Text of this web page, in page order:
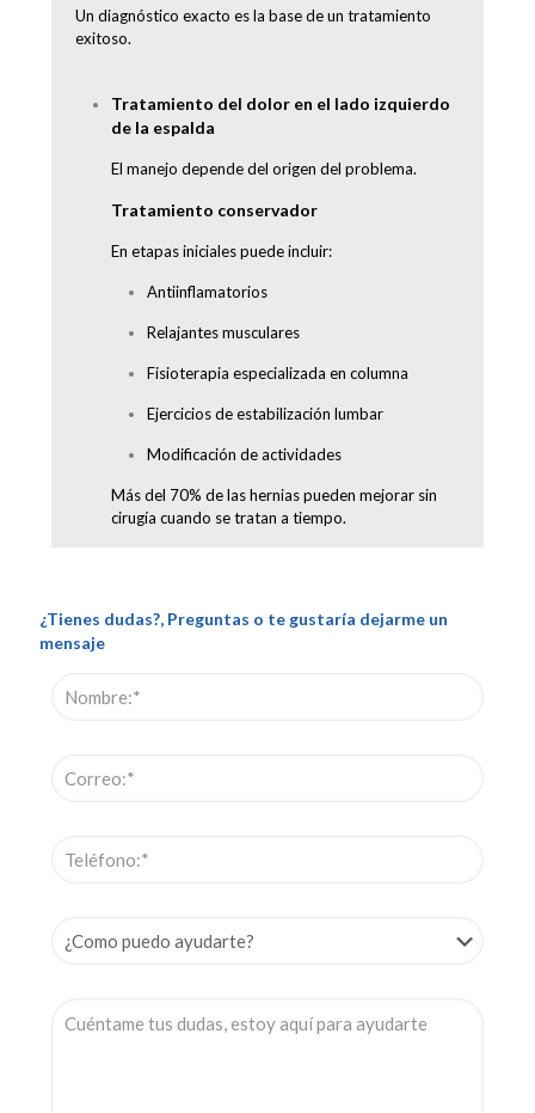
Un diagnóstico exacto es la base de un tratamiento
exitoso.
Tratamiento del dolor en el lado izquierdo
de la espalda
El manejo depende del origen del problema.
Tratamiento conservador
En etapas iniciales puede incluir:
Antiinflamatorios
Relajantes musculares
Fisioterapia especializada en columna
Ejercicios de estabilización lumbar
Modificación de actividades
Más del 70% de las hernias pueden mejorar sin
cirugía cuando se tratan a tiempo.
¿Tienes dudas?, Preguntas o te gustaría dejarme un
mensaje